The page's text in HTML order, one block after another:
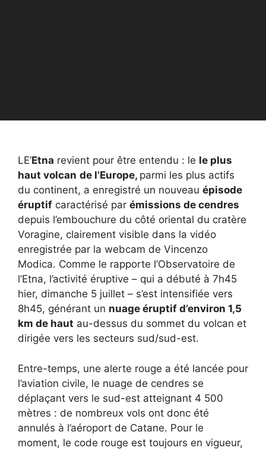
LE’Etna revient pour être entendu : le le plus
haut volcan de l’Europe, parmi les plus actifs
du continent, a enregistré un nouveau épisode
éruptif caractérisé par émissions de cendres
depuis l’embouchure du côté oriental du cratère
Voragine, clairement visible dans la vidéo
enregistrée par la webcam de Vincenzo
Modica. Comme le rapporte l’Observatoire de
l’Etna, l’activité éruptive – qui a débuté à 7h45
hier, dimanche 5 juillet – s’est intensifiée vers
8h45, générant un nuage éruptif d’environ 1,5
km de haut au-dessus du sommet du volcan et
dirigée vers les secteurs sud/sud-est.
Entre-temps, une alerte rouge a été lancée pour
l’aviation civile, le nuage de cendres se
déplaçant vers le sud-est atteignant 4 500
mètres : de nombreux vols ont donc été
annulés à l’aéroport de Catane. Pour le
moment, le code rouge est toujours en vigueur,